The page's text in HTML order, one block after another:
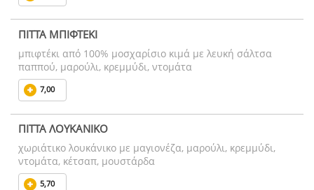
ΠΙΤΤΑ ΜΠΙΦΤΕΚΙ
μπιφτέκι από 100% μοσχαρίσιο κιμά με λευκή σάλτσα
παππού, μαρούλι, κρεμμύδι, ντομάτα
7,00
ΠΙΤΤΑ ΛΟΥΚΑΝΙΚΟ
χωριάτικο λουκάνικο με μαγιονέζα, μαρούλι, κρεμμύδι,
ντομάτα, κέτσαπ, μουστάρδα
5,70